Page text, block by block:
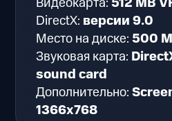
DirectX: версии 9.0
Место на диске:500
Звуковая карта:
sound card
Дополнительно:
1366x768